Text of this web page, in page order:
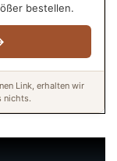
bestellen.
Link, erhalten wir
nichts.